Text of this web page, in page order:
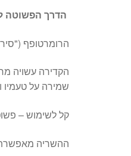
הדרך הפשוטה
הרומרטופף
הקדירה עשויה
שמירה על טעמיו
קל לשימוש –
ההשריה מאפשרת